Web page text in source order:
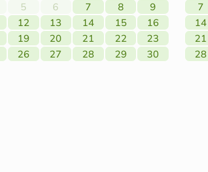
5 6 7 8
9
12 13 14 15
16
19 20 21 22
23
26 27 28 29
30
7
14
21
28